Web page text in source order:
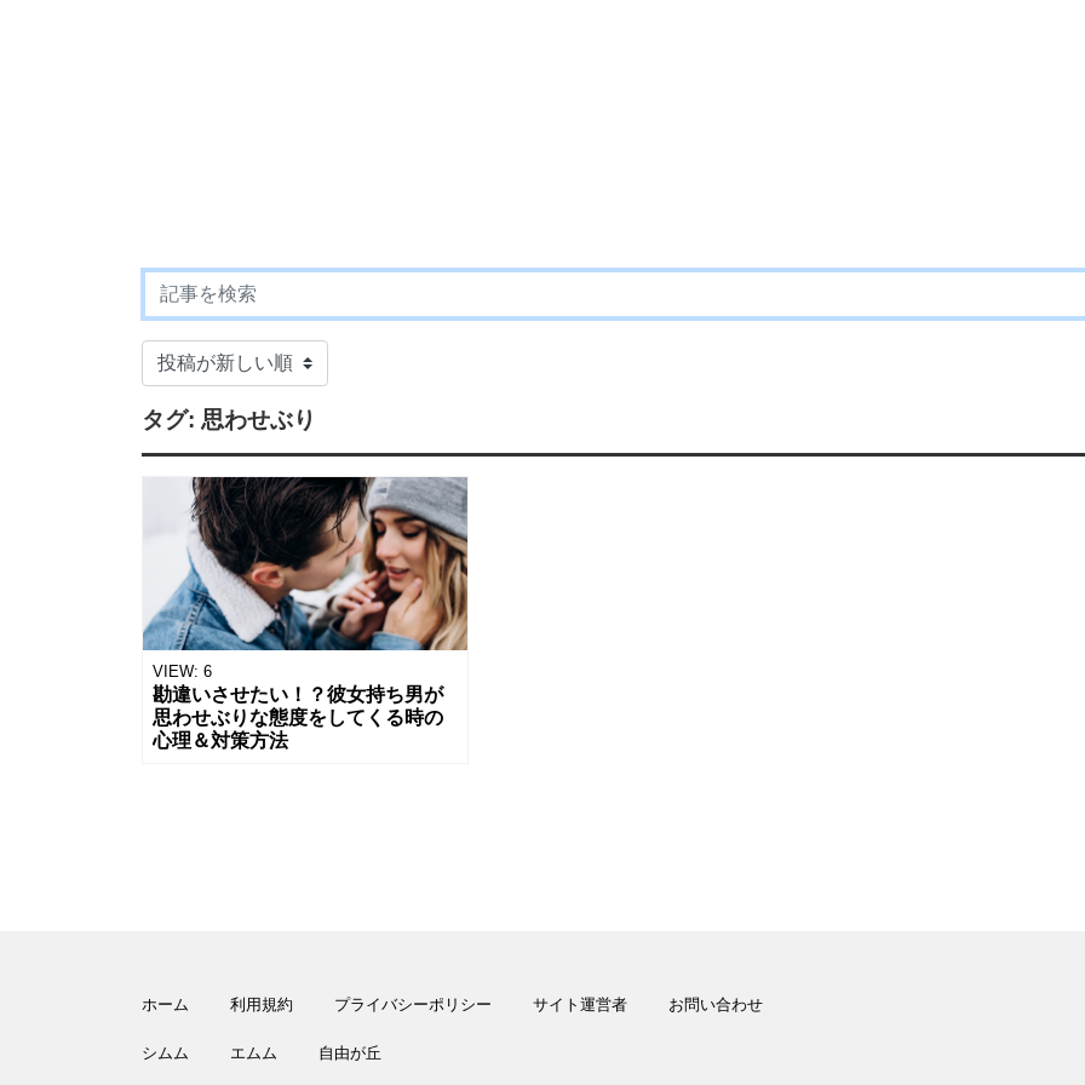
タグ: 思わせぶり
VIEW: 6
勘違いさせたい！？彼女持ち男が
思わせぶりな態度をしてくる時の
心理＆対策方法
ホーム 利用規約 プライバシーポリシー サイト運営者 お問い合わせ
シムム エムム 自由が丘